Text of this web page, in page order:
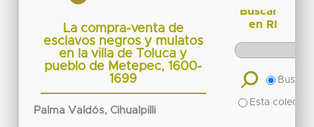
La compra-venta de
esclavos negros y mulatos
en la villa de Toluca y
pueblo de Metepec, 1600-
1699
Palma Valdós, Cihualpilli
Buscar
en RI
Buscar
Esta